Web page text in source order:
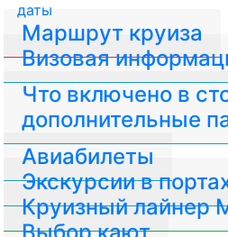
даты
Маршрут круиза
Визовая
Авиабилеты
Что включено в
дополнительные
Экскурсии в
Круизный лайнер